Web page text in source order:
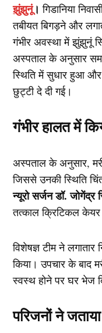
झुंझुनूं। गिडानिया
तबीयत बिगड़ने और
गंभीर अवस्था में झुंझुनूं
अस्पताल के अनुसार
स्थिति में सुधार हुआ
छुट्टी दे दी गई।
गंभीर हालत में
अस्पताल के अनुसार,
जिससे उनकी स्थिति
न्यूरो सर्जन डॉ. जोगेंद्र
तत्काल क्रिटिकल केयर
विशेषज्ञ टीम ने
किया। उपचार के बाद
स्वस्थ होने पर घर भेज
परिजनों ने